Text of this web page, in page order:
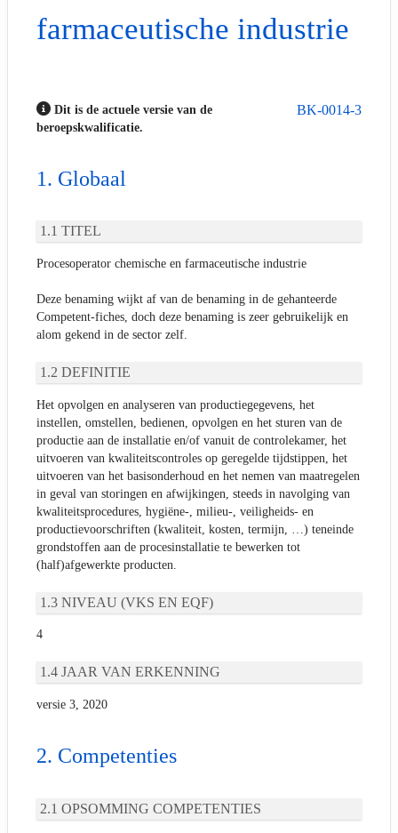
farmaceutische industrie
BK-0014-3
Dit is de actuele versie van de
beroepskwalificatie.
Globaal
TITEL
Procesoperator chemische en farmaceutische industrie
Deze benaming wijkt af van de benaming in de gehanteerde
Competent-fiches, doch deze benaming is zeer gebruikelijk en
alom gekend in de sector zelf.
DEFINITIE
Het opvolgen en analyseren van productiegegevens, het
instellen, omstellen, bedienen, opvolgen en het sturen van de
productie aan de installatie en/of vanuit de controlekamer, het
uitvoeren van kwaliteitscontroles op geregelde tijdstippen, het
uitvoeren van het basisonderhoud en het nemen van maatregelen
in geval van storingen en afwijkingen, steeds in navolging van
kwaliteitsprocedures, hygiëne-, milieu-, veiligheids- en
productievoorschriften (kwaliteit, kosten, termijn, …) teneinde
grondstoffen aan de procesinstallatie te bewerken tot
(half)afgewerkte producten.
NIVEAU (VKS EN EQF)
4
JAAR VAN ERKENNING
versie 3, 2020
Competenties
OPSOMMING COMPETENTIES